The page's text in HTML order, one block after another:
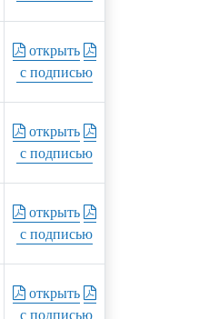
открыть
с подписью
открыть
с подписью
открыть
с подписью
открыть
с подписью